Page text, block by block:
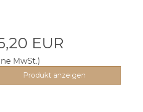
EUR
MwSt.)
Produkt anzeigen